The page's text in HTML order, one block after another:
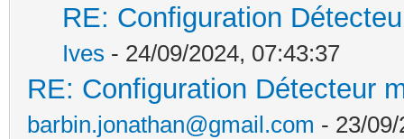
RE: Configuration
Ives - 24/09/2024, 07:43:37
RE: Configuration Détecteur
barbin.jonathan@gmail.com - 23/